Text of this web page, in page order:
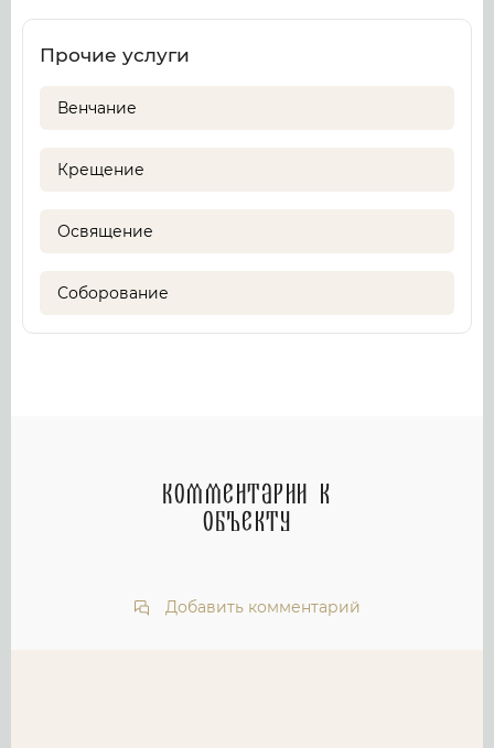
Прочие услуги
Венчание
Крещение
Освящение
Соборование
Комментарии к
объекту
Добавить комментарий